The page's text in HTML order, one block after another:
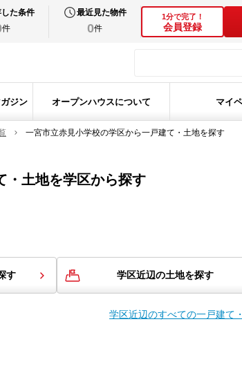
た条件
件
最近見た物件
0件
1分で完了！
会員登録
ジン オープンハウスについて マイ
一宮市立赤見小学校の学区から一戸建て・土地を探す
・土地を学区から探す
す 学区近辺の土地を探す
学区近辺のすべての一戸建て